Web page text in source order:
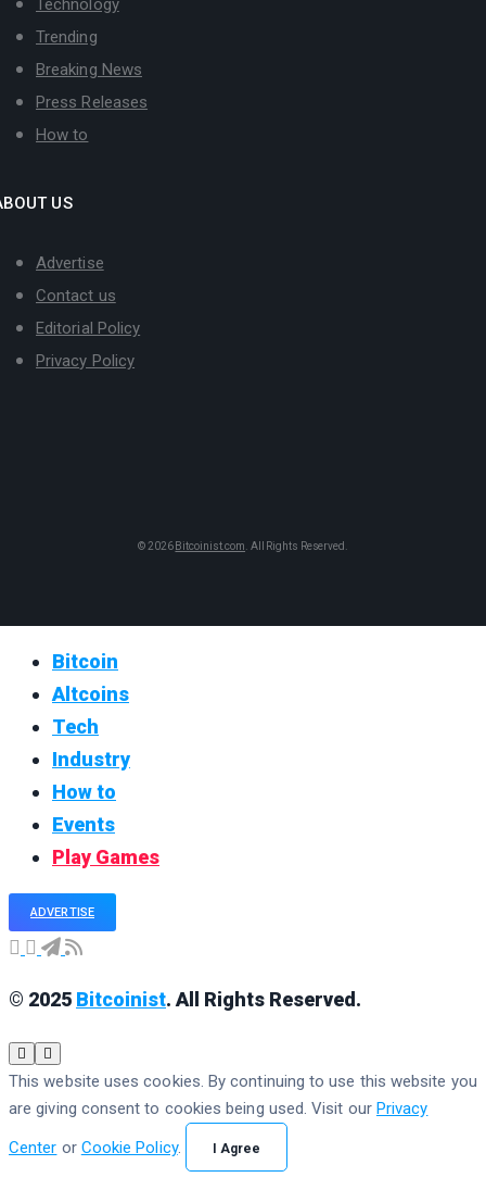
Technology
Trending
Breaking News
Press Releases
How to
US
Advertise
Contact us
Editorial Policy
Privacy Policy
© 2026 Bitcoinist.com . All Rights Reserved.
Bitcoin
Altcoins
Tech
Industry
How to
Events
Play Games
ADVERTISE
© 2025 Bitcoinist. All Rights Reserved.
This website uses cookies. By continuing to use this website you
are giving consent to cookies being used. Visit our Privacy
Center or Cookie Policy. I Agree